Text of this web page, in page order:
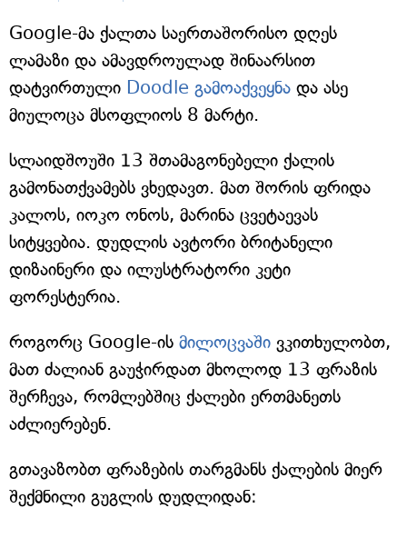
Google-მა ქალთა საერთაშორისო დღეს
ლამაზი და ამავდროულად შინაარსით
დატვირთული Doodle გამოაქვეყნა და ასე
მიულოცა მსოფლიოს 8 მარტი.
სლაიდშოუში 13 შთამაგონებელი ქალის
გამონათქვამებს ვხედავთ. მათ შორის ფრიდა
კალოს, იოკო ონოს, მარინა ცვეტაევას
სიტყვებია. დუდლის ავტორი ბრიტანელი
დიზაინერი და ილუსტრატორი კეტი
ფორესტერია.
როგორც Google-ის მილოცვაში ვკითხულობთ,
მათ ძალიან გაუჭირდათ მხოლოდ 13 ფრაზის
შერჩევა, რომლებშიც ქალები ერთმანეთს
აძლიერებენ.
გთავაზობთ ფრაზების თარგმანს ქალების მიერ
შექმნილი გუგლის დუდლიდან: